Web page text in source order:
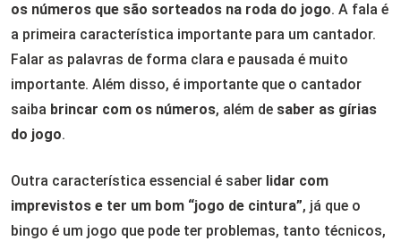
os números que são sorteados na roda do jogo. A fala é
a primeira característica importante para um cantador.
Falar as palavras de forma clara e pausada é muito
importante. Além disso, é importante que o cantador
saiba brincar com os números, além de saber as gírias
do jogo.
Outra característica essencial é saber lidar com
imprevistos e ter um bom “jogo de cintura”, já que o
bingo é um jogo que pode ter problemas, tanto técnicos,